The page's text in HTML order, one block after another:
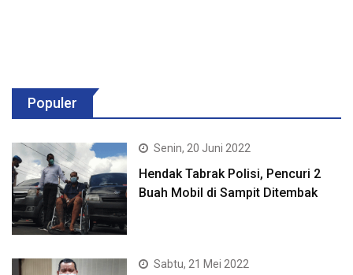
Populer
Senin, 20 Juni 2022
Hendak Tabrak Polisi, Pencuri 2
Buah Mobil di Sampit Ditembak
Sabtu, 21 Mei 2022